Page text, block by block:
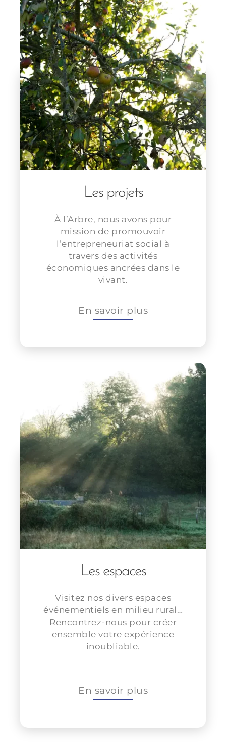
Les projets
À l’Arbre, nous avons pour
mission de promouvoir
l’entrepreneuriat social à
travers des activités
économiques ancrées dans le
vivant.
En savoir plus
Les espaces
Visitez nos divers espaces
événementiels en milieu rural…
Rencontrez-nous pour créer
ensemble votre expérience
inoubliable.
En savoir plus